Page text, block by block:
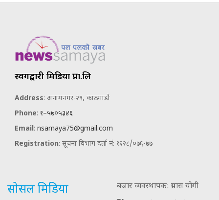
स्वर्गद्वारी मिडिया प्रा.लि
Address: अनामनगर-२९, काठमाडौ
Phone: १–५७०५३४६
Email: nsamaya75@gmail.com
Registration: सूचना विभाग दर्ता नं: १६२८/०७६-७७
सोसल मिडिया
बजार व्यवस्थापक: प्रयास योगी